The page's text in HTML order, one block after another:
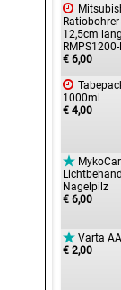

Ratiobohrer
12,5cm
€ 6,00

1000ml
€ 4,00

Nagelpilz
€ 6,00
 Varta
€ 2,00